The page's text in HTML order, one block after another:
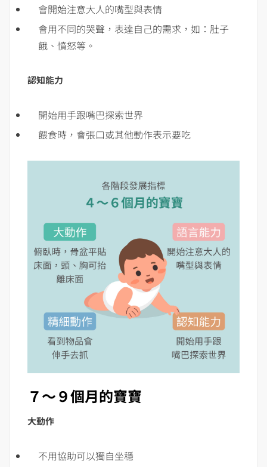
會開始注意大人的嘴型與表情
會用不同的哭聲，表達自己的需求，如：肚子
餓、憤怒等。
認知能力
開始用手跟嘴巴探索世界
餵食時，會張口或其他動作表示要吃
７～９個月的寶寶
大動作
不用協助可以獨自坐穩